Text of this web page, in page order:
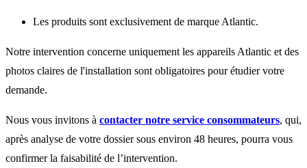
Les produits sont exclusivement de marque Atlantic.
Notre intervention concerne uniquement les appareils Atlantic et des
photos claires de l'installation sont obligatoires pour étudier votre
demande.
Nous vous invitons à contacter notre service consommateurs, qui,
après analyse de votre dossier sous environ 48 heures, pourra vous
confirmer la faisabilité de l’intervention.